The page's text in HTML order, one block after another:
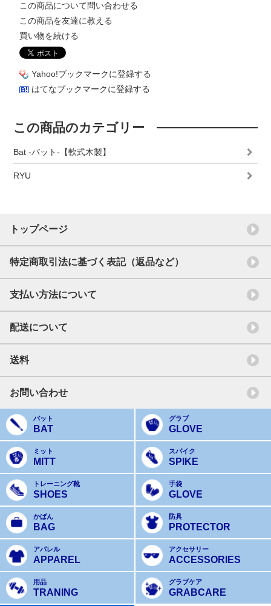
この商品について問い合わせる
この商品を友達に教える
買い物を続ける
Yahoo!ブックマークに登録する
はてなブックマークに登録する
この商品のカテゴリー
Bat -バット-【軟式木製】
RYU
トップページ
特定商取引法に基づく表記（返品など）
支払い方法について
配送について
送料
お問い合わせ
バット
BAT
グラブ
GLOVE
ミット
MITT
スパイク
SPIKE
トレーニング靴
SHOES
手袋
GLOVE
かばん
BAG
防具
PROTECTOR
アパレル
APPAREL
アクセサリー
ACCESSORIES
用品
TRANING
グラブケア
GRABCARE